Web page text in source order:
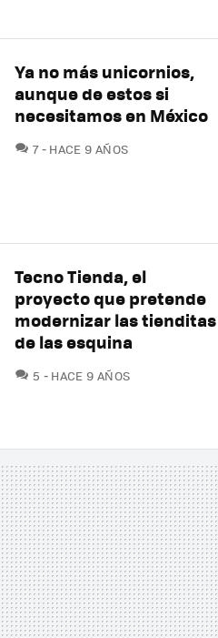
Ya no más unicornios,
aunque de estos si
necesitamos en México
7COMENTARIOS
HACE 9 AÑOS
Tecno Tienda, el
proyecto que pretende
modernizar las tienditas
de las esquina
5 COMENTARIOS
HACE 9 AÑOS